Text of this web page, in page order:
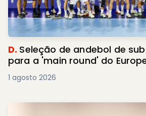
D. Seleção de andebol de
para a 'main round' do
1 agosto 2026